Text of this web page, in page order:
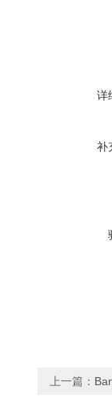
详
补
上一篇：